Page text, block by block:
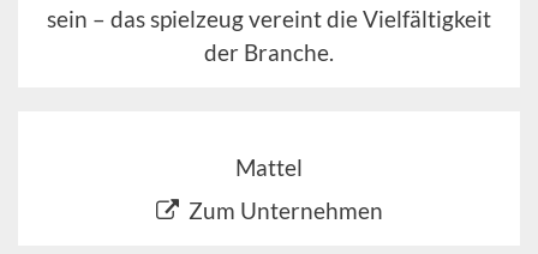
sein – das spielzeug vereint die Vielfältigkeit
der Branche.
Mattel
Zum Unternehmen